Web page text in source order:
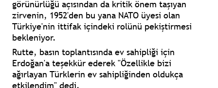
görünürlüğü açısından da kritik önem taşıyan
zirvenin, 1952'den bu yana NATO üyesi olan
Türkiye'nin ittifak içindeki rolünü pekiştirmesi
bekleniyor.
Rutte, basın toplantısında ev sahipliği için
Erdoğan'a teşekkür ederek "Özellikle bizi
ağırlayan Türklerin ev sahipliğinden oldukça
etkilendim" dedi.